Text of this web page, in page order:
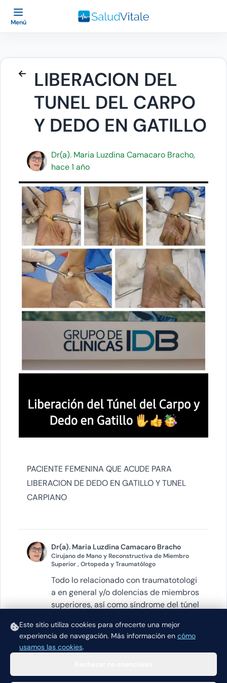
Este sitio utiliza cookies para ofrecerte una mejor
experiencia de navegación. Más información en cómo
usamos las cookies.
Menú
LIBERACION DEL
TUNEL DEL CARPO
Y DEDO EN GATILLO
Dr(a). Maria Luzdina Camacaro Bracho,
hace 1 año
PACIENTE FEMENINA QUE ACUDE PARA
LIBERACION DE DEDO EN GATILLO Y TUNEL
CARPIANO
Dr(a). Maria Luzdina Camacaro Bracho
Cirujano de Mano y Reconstructiva de Miembro
Superior , Ortopeda y Traumatólogo
Todo lo relacionado con traumatotologi
a en general y/o dolencias de miembros
superiores, así como síndrome del túnel
VER PERFIL